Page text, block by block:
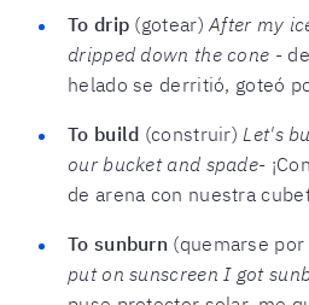
To drip (gotear)After my
dripped down the cone -
helado se derritió, goteó
To build (construir) Let's
our bucket and spade-
de arena con nuestra
To sunburn (quemarse por
put on sunscreen I got